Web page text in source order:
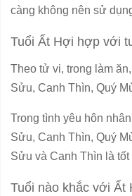
càng không nên sử
Tuổi Ất Hợi hợp với
Theo tử vi, trong làm
Sửu, Canh Thìn, Quý
Trong tình yêu hôn
Sửu, Canh Thìn, Quý
Sửu và Canh Thìn là tốt
Tuổi nào khắc với Ất